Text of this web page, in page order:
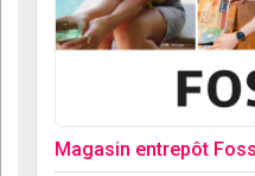
Magasin entrepôt